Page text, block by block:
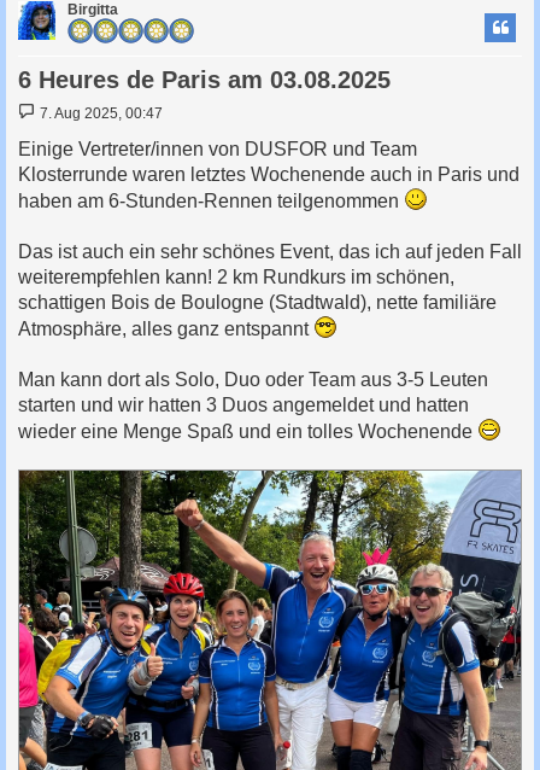
Birgitta
6 Heures de Paris am 03.08.2025
B
i
t
r
a
g
7. Aug 2025, 00:47
Einige Vertreter/innen von DUSFOR und Team
Klosterrunde waren letztes Wochenende auch in Paris und
haben am 6-Stunden-Rennen teilgenommen
Das ist auch ein sehr schönes Event, das ich auf jeden Fall
weiterempfehlen kann! 2 km Rundkurs im schönen,
schattigen Bois de Boulogne (Stadtwald), nette familiäre
Atmosphäre, alles ganz entspannt
Man kann dort als Solo, Duo oder Team aus 3-5 Leuten
starten und wir hatten 3 Duos angemeldet und hatten
wieder eine Menge Spaß und ein tolles Wochenende